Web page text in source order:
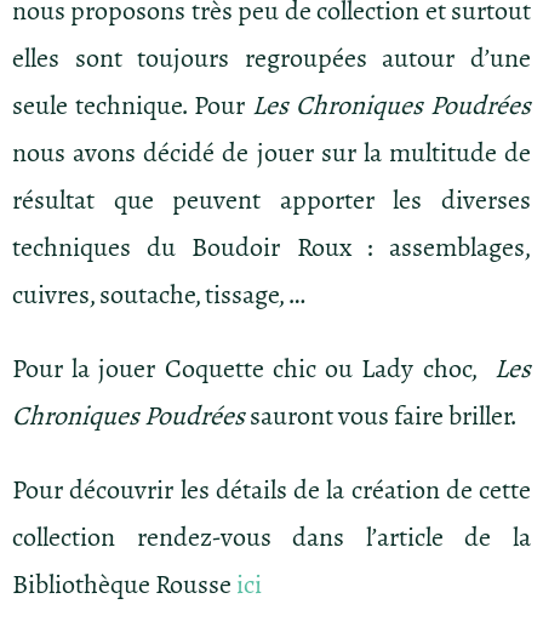
nous proposons très peu de collection et surtout
elles sont toujours regroupées autour d’une
seule technique. Pour Les Chroniques Poudrées
nous avons décidé de jouer sur la multitude de
résultat que peuvent apporter les diverses
techniques du Boudoir Roux : assemblages,
cuivres, soutache, tissage, …
Pour la jouer Coquette chic ou Lady choc, Les
Chroniques Poudréessauront vous faire briller.
Pour découvrir les détails de la création de cette
collection rendez-vous dans l’article de la
Bibliothèque Rousseici